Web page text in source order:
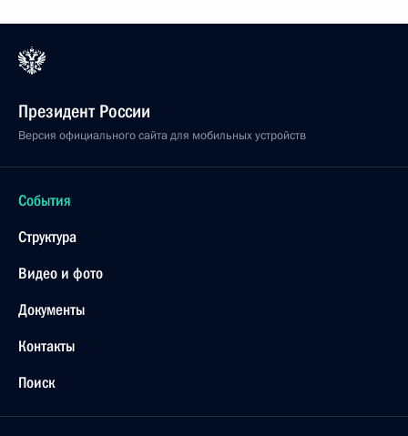
Президент России
Версия официального сайта для мобильных устройств
События
Структура
Видео и фото
Документы
Контакты
Поиск